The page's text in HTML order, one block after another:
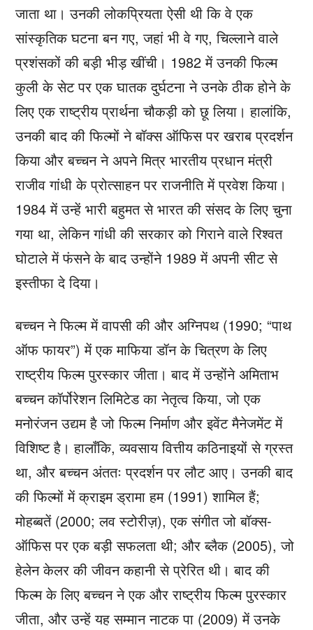
जाता था। उनकी लोकप्रियता ऐसी थी कि वे एक
सांस्कृतिक घटना बन गए, जहां भी वे गए, चिल्लाने वाले
प्रशंसकों की बड़ी भीड़ खींची। 1982 में उनकी फिल्म
कुली के सेट पर एक घातक दुर्घटना ने उनके ठीक होने के
लिए एक राष्ट्रीय प्रार्थना चौकड़ी को छू लिया। हालांकि,
उनकी बाद की फिल्मों ने बॉक्स ऑफिस पर खराब प्रदर्शन
किया और बच्चन ने अपने मित्र भारतीय प्रधान मंत्री
राजीव गांधी के प्रोत्साहन पर राजनीति में प्रवेश किया।
1984 में उन्हें भारी बहुमत से भारत की संसद के लिए चुना
गया था, लेकिन गांधी की सरकार को गिराने वाले रिश्वत
घोटाले में फंसने के बाद उन्होंने 1989 में अपनी सीट से
इस्तीफा दे दिया।
बच्चन ने फिल्म में वापसी की और अग्निपथ (1990; “पाथ
ऑफ फायर”) में एक माफिया डॉन के चित्रण के लिए
राष्ट्रीय फिल्म पुरस्कार जीता। बाद में उन्होंने अमिताभ
बच्चन कॉर्पोरेशन लिमिटेड का नेतृत्व किया, जो एक
मनोरंजन उद्यम है जो फिल्म निर्माण और इवेंट मैनेजमेंट में
विशिष्ट है। हालाँकि, व्यवसाय वित्तीय कठिनाइयों से ग्रस्त
था, और बच्चन अंततः प्रदर्शन पर लौट आए। उनकी बाद
की फिल्मों में क्राइम ड्रामा हम (1991) शामिल हैं;
मोहब्बतें (2000; लव स्टोरीज़), एक संगीत जो बॉक्स-
ऑफिस पर एक बड़ी सफलता थी; और ब्लैक (2005), जो
हेलेन केलर की जीवन कहानी से प्रेरित थी। बाद की
फिल्म के लिए बच्चन ने एक और राष्ट्रीय फिल्म पुरस्कार
जीता, और उन्हें यह सम्मान नाटक पा (2009) में उनके